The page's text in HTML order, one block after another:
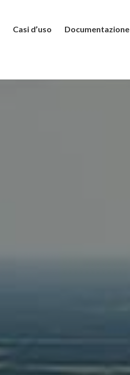
Casi d’uso Documentazione